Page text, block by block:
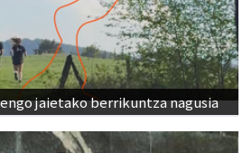
jaietako berrikuntza nagusia